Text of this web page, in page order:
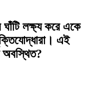
ঘাঁটি লক্ষ্য করে একে
এই
অবস্থিত?